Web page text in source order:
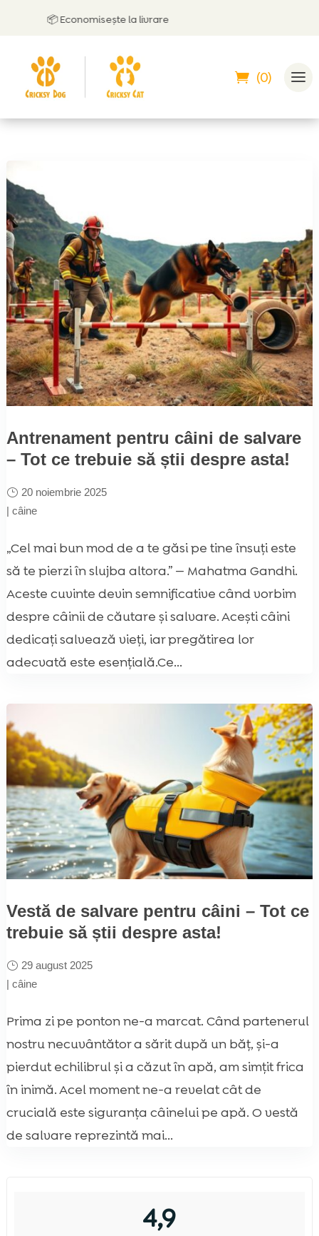
📦 Economisește la livrare
(0)
Antrenament pentru câini de salvare
– Tot ce trebuie să știi despre asta!
20 noiembrie 2025
| câine
„Cel mai bun mod de a te găsi pe tine însuți este
să te pierzi în slujba altora.” — Mahatma Gandhi.
Aceste cuvinte devin semnificative când vorbim
despre câinii de căutare și salvare. Acești câini
dedicați salvează vieți, iar pregătirea lor
adecvată este esențială.Ce...
Vestă de salvare pentru câini – Tot ce
trebuie să știi despre asta!
29 august 2025
| câine
Prima zi pe ponton ne-a marcat. Când partenerul
nostru necuvântător a sărit după un băț, și-a
pierdut echilibrul și a căzut în apă, am simțit frica
în inimă. Acel moment ne-a revelat cât de
crucială este siguranța câinelui pe apă. O vestă
de salvare reprezintă mai...
4,9